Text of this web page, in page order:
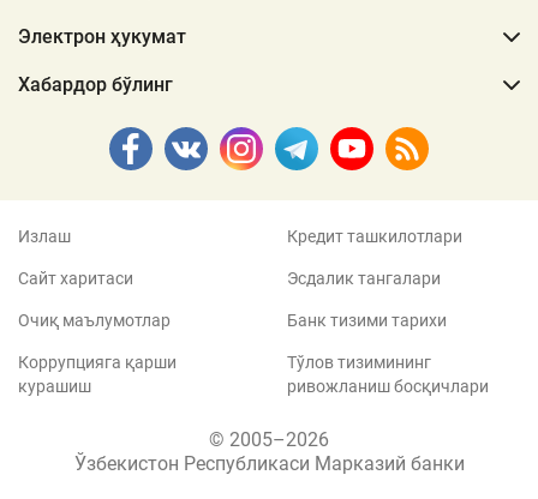
Электрон ҳукумат
Хабардор бўлинг
Излаш
Сайт харитаси
Очиқ маълумотлар
Коррупцияга қарши
курашиш
Кредит ташкилотлари
Эсдалик тангалари
Банк тизими тарихи
Тўлов тизимининг
ривожланиш босқичлари
© 2005–2026
Ўзбекистон Республикаси Марказий банки